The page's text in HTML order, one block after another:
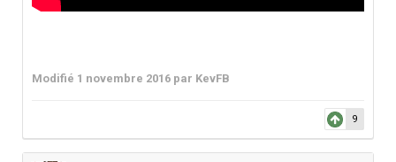
Modifié 1 novembre 2016 par KevFB
9